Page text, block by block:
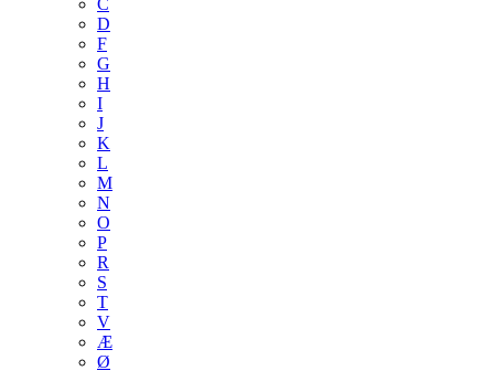
D
F
G
H
I
J
K
L
M
N
O
P
R
S
T
V
Æ
Ø